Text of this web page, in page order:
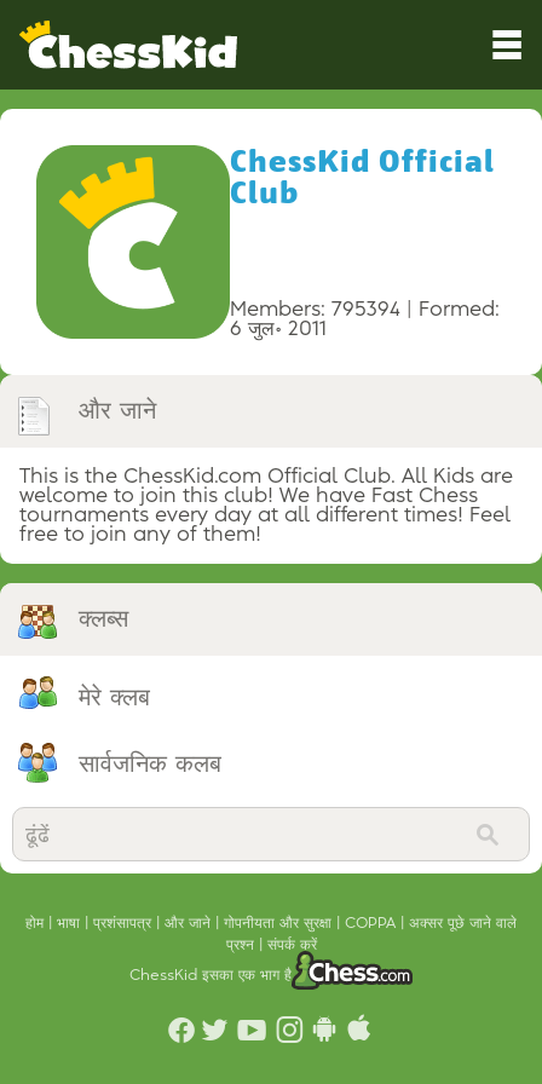
ChessKid Official
Club
Members: 795394
Formed:
6 जुल॰ 2011
और जाने
This is the ChessKid.com Official Club. All Kids are
welcome to join this club! We have Fast Chess
tournaments every day at all different times! Feel
free to join any of them!
क्लब्स
मेरे क्लब
सार्वजनिक कलब
होम भाषा प्रशंसापत्र और जाने गोपनीयता और सुरक्षा COPPA
अक्सर पूछे जाने वाले
प्रश्न
संपर्क करें
ChessKid इसका एक भाग है